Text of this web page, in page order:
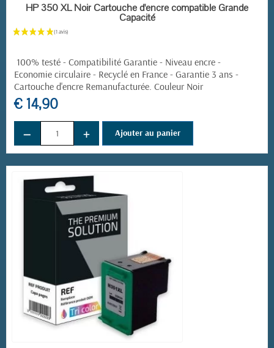
EN STOCK
HP 350 XL Noir Cartouche d'encre compatible Grande
Capacité
100% testé - Compatibilité Garantie - Niveau encre -
Economie circulaire - Recyclé en France - Garantie 3 ans -
Cartouche d'encre Remanufacturée. Couleur Noir
€ 14,90
− + Ajouter au panier